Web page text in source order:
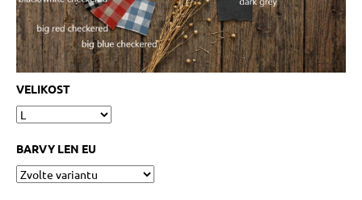
VELIKOST
BARVY LEN EU